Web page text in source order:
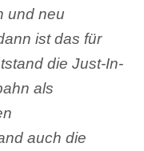
und neu
ist das für
die Just-In-
als
auch die